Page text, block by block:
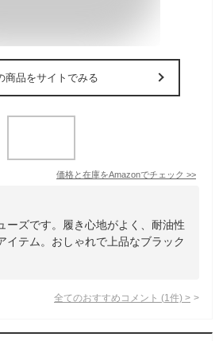
商品をサイトでみる
価格と在庫をAmazonでチェック >>
ーズです。履き心地がよく、耐油性
イテム。おしゃれで上品なブラック
全てのおすすめコメント (1 件) >